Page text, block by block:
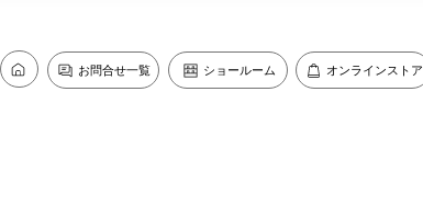
お問合せ一覧 ショールーム オンラインストア